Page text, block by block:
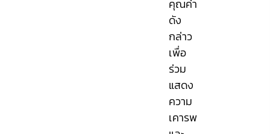
คุณค่า
ดัง
กล่าว
เพื่อ
ร่วม
แสดง
ความ
เคารพ